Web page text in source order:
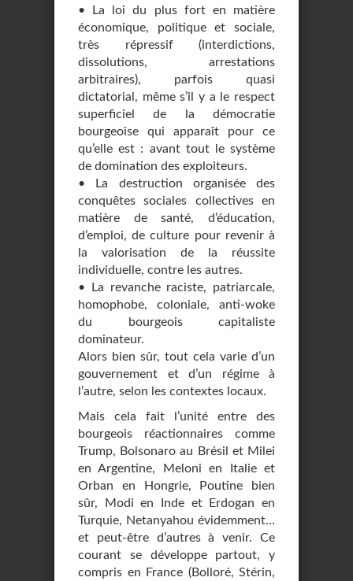
• La loi du plus fort en matière
économique, politique et sociale,
très répressif (interdictions,
dissolutions, arrestations
arbitraires), parfois quasi
dictatorial, même s’il y a le respect
superficiel de la démocratie
bourgeoise qui apparaît pour ce
qu’elle est : avant tout le système
de domination des exploiteurs.
• La destruction organisée des
conquêtes sociales collectives en
matière de santé, d’éducation,
d’emploi, de culture pour revenir à
la valorisation de la réussite
individuelle, contre les autres.
• La revanche raciste, patriarcale,
homophobe, coloniale, anti-woke
du bourgeois capitaliste
dominateur.
Alors bien sûr, tout cela varie d’un
gouvernement et d’un régime à
l’autre, selon les contextes locaux.
Mais cela fait l’unité entre des
bourgeois réactionnaires comme
Trump, Bolsonaro au Brésil et Milei
en Argentine, Meloni en Italie et
Orban en Hongrie, Poutine bien
sûr, Modi en Inde et Erdogan en
Turquie, Netanyahou évidemment…
et peut-être d’autres à venir. Ce
courant se développe partout, y
compris en France (Bolloré, Stérin,